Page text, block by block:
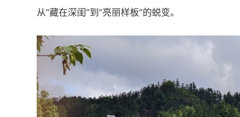
从“藏在深闺”到“亮丽样板”的蜕变。